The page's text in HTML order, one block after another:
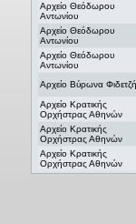
Αρχείο Θεόδωρου
Αντωνίου
Αρχείο Θεόδωρου
Αντωνίου
Αρχείο Θεόδωρου
Αντωνίου
Αρχείο Βύρωνα Φιδετζή
Αρχείο Κρατικής
Ορχήστρας Αθηνών
Αρχείο Κρατικής
Ορχήστρας Αθηνών
Αρχείο Κρατικής
Ορχήστρας Αθηνών